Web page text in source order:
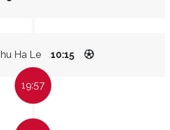
Ha Le 10:15
19:57